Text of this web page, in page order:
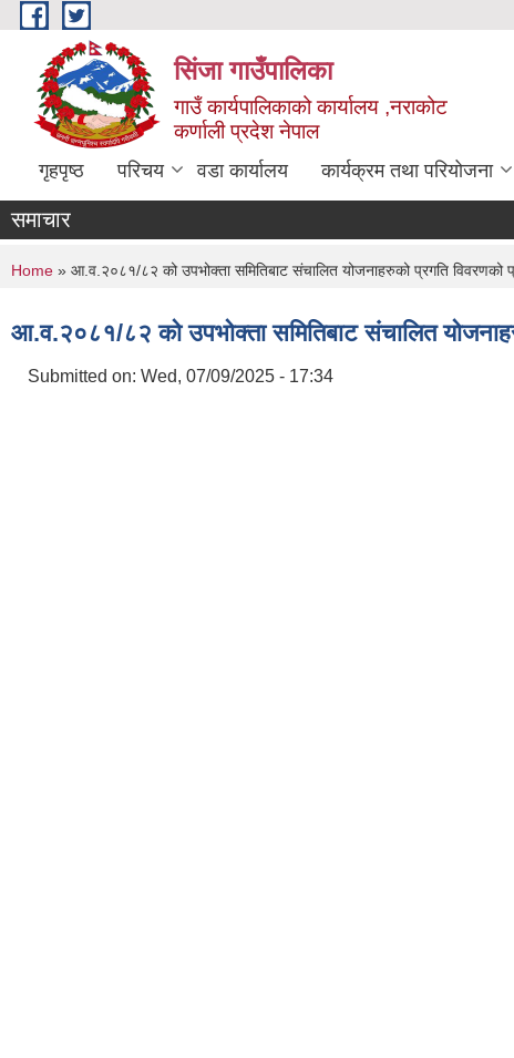
Skip to main content
सिंजा गाउँपालिका
गाउँ कार्यपालिकाको कार्यालय ,नराकोट
कर्णाली प्रदेश नेपाल
गृहपृष्ठ परिचय वडा कार्यालय कार्यक्रम तथा परियोजना
समाचार
You are here
Home » आ.व.२०८१/८२ को उपभोक्ता समितिबाट संचालित योजनाहरुको प्रगति विवरणको
आ.व.२०८१/८२ को उपभोक्ता समितिबाट संचालित
Submitted on: Wed, 07/09/2025 - 17:34